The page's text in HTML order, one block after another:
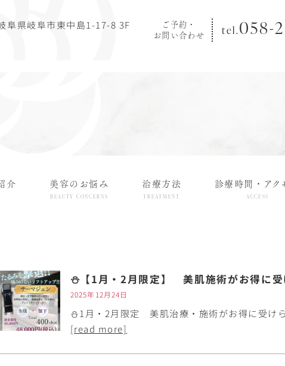
阜県岐阜市東中島1-17-8 3F
ご予約・
お問い合わせ
tel.058-
介 美容のお悩み
BEAUTY CONCERNS
治療方法
TREATMENT
診療時間・アク
ACCESS
⛄【1月・2月限定】 美肌施術がお得に
2025年12月24日
⛄1月・2月限定 美肌治療・施術がお得に受
[read more]